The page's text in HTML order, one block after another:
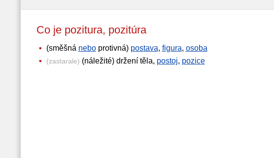
Co je pozitura, pozitúra
(směšná neboprotivná) postava, figura, osoba
(zastarale) (náležité) držení těla, postoj, pozice